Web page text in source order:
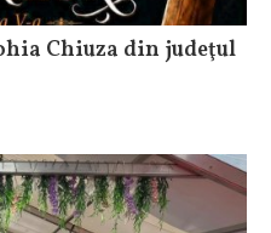
Chiuza din judeţul